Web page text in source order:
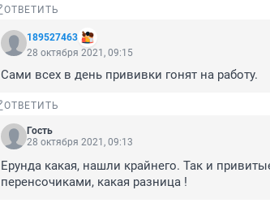
ОТВЕТИТЬ
189527463
28 октября 2021, 09:15
Сами всех в день прививки гонят на работу.
ОТВЕТИТЬ
Гость
28 октября 2021, 09:13
Ерунда какая, нашли крайнего. Так и
перенсочиками, какая разница !